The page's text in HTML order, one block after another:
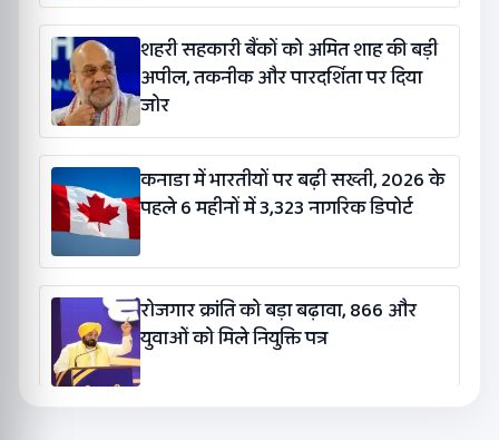
शहरी सहकारी बैंकों को अमित शाह की बड़ी
अपील, तकनीक और पारदर्शिता पर दिया
जोर
कनाडा में भारतीयों पर बढ़ी सख्ती, 2026 के
पहले 6 महीनों में 3,323 नागरिक डिपोर्ट
रोजगार क्रांति को बड़ा बढ़ावा, 866 और
युवाओं को मिले नियुक्ति पत्र